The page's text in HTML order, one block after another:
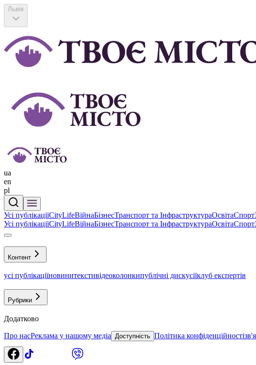
Львів
ua
en
pl
Усі публікаціїCityLifeВійнаБізнесТранспорт та ІнфраструктураОсвітаСпорт
Усі публікаціїCityLifeВійнаБізнесТранспорт та ІнфраструктураОсвітаСпорт
Контент
усі публікаціїновинитекстивідеоколонкипублічні дискусіїклуб експертів
Рубрики
Додатково
Про насРеклама у нашому медіа Доступність Політика конфіденційності